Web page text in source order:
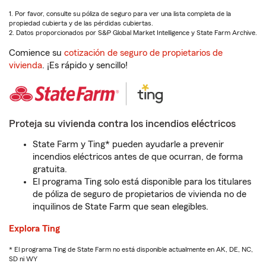
1. Por favor, consulte su póliza de seguro para ver una lista completa de la
propiedad cubierta y de las pérdidas cubiertas.
2. Datos proporcionados por S&P Global Market Intelligence y State Farm Archive.
Comience su cotización de seguro de propietarios de
vivienda. ¡Es rápido y sencillo!
Proteja su vivienda contra los incendios eléctricos
State Farm y Ting* pueden ayudarle a prevenir
incendios eléctricos antes de que ocurran, de forma
gratuita.
El programa Ting solo está disponible para los titulares
de póliza de seguro de propietarios de vivienda no de
inquilinos de State Farm que sean elegibles.
Explora Ting
* El programa Ting de State Farm no está disponible actualmente en AK, DE, NC,
SD ni WY